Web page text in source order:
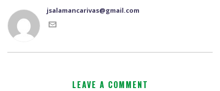
jsalamancarivas@gmail.com
LEAVE A COMMENT